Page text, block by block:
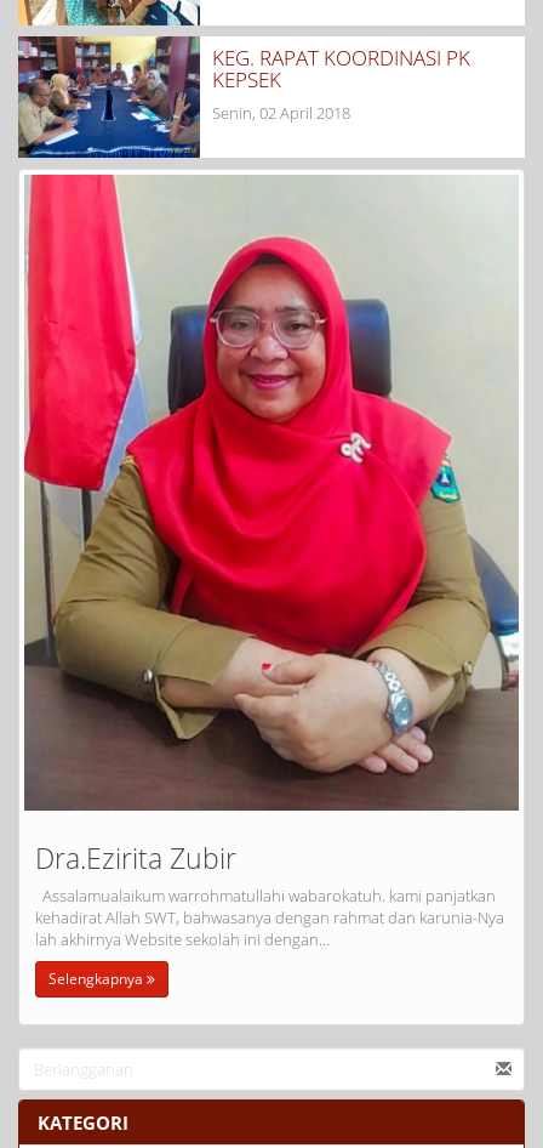
KEG. RAPAT KOORDINASI PK
KEPSEK
Senin, 02 April 2018
Dra.Ezirita Zubir
Assalamualaikum warrohmatullahi wabarokatuh. kami panjatkan
kehadirat Allah SWT, bahwasanya dengan rahmat dan karunia-Nya
lah akhirnya Website sekolah ini dengan…
Selengkapnya
KATEGORI